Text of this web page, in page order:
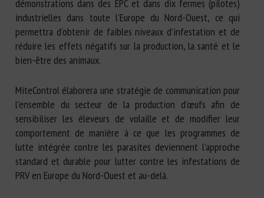
démonstrations dans des EPC et dans dix fermes (pilotes)
industrielles dans toute l’Europe du Nord-Ouest, ce qui
permettra d’obtenir de faibles niveaux d’infestation et de
réduire les effets négatifs sur la production, la santé et le
bien-être des animaux.
MiteControl élaborera une stratégie de communication pour
l’ensemble du secteur de la production d’œufs afin de
sensibiliser les éleveurs de volaille et de modifier leur
comportement de manière à ce que les programmes de
lutte intégrée contre les parasites deviennent l’approche
standard et durable pour lutter contre les infestations de
PRV en Europe du Nord-Ouest et au-delà.